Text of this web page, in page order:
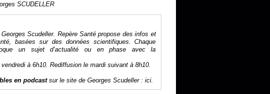
SCUDELLER
Scudeller. Repère Santé propose des infos et
basées sur des données scientifiques. Chaque
un sujet d’actualité ou en phase avec la
à 6h10. Rediffusion le mardi suivant à 8h10.
en podcastsur le site de Georges Scudeller : ici.